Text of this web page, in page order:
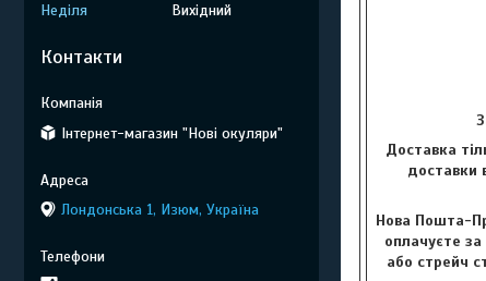
Доставка
доставки
Нова Пошта-
оплачуєте
або стрейч
Неділя
Вихідний
Контакти
Інтернет-магазин "Нові окуляри"
Лондонська 1, Изюм, Україна